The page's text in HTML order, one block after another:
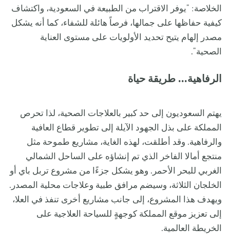
الخلاصة: "يوفر الاقتراب من الطبيعة في السعودية، واكتشاف
كيفية حفاظها على جمالها، فرصاً هائلة للشفاء، كما أنه يشكل
مصدر إلهام يتيح تحديد الأولويات على مستوى العناية
الصحية".
الرفاهية... طريقة حياة
يهتم السعوديون إلى حد كبير بالعلاجات الصحية، لذا تحرص
المملكة على بذل الجهود الآيلة إلى تطوير قطاع العافية
والرفاهية. وقد أطلقت، لهذه الغاية، مشاريع طموحة مثل
منتجع أمالا الفاخر الذي تم إنشاؤه على الساحل الشمالي
الغربي للبحر الأحمر. وهو يشكل جزءًا من مشروع تربل باي أو
الخلجان الثلاثة، وسيضم مرافق طبية وعلاجات محلية المصدر.
ويهدف هذا المشروع، إلى جانب مشاريع أخرى تنفذ في العلا،
إلى تعزيز موقع المملكة كوجهةٍ للسياحة العلاجية على
الخريطة العالمية.